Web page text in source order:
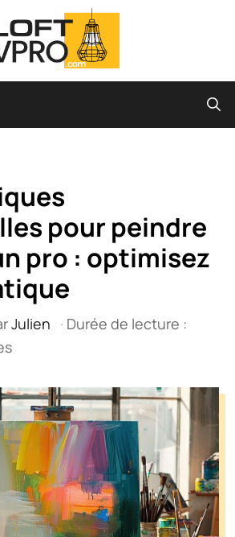
pour peindre
pro : optimisez
Julien · Durée de lecture :